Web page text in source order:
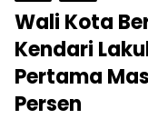
Wali Kota
Kendari
Pertama
Persen